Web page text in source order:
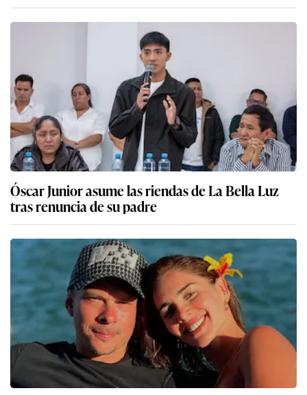
Óscar Junior asume las riendas de La Bella Luz
tras renuncia de su padre